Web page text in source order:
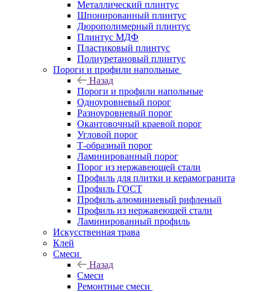
Металлический плинтус
Шпонированный плинтус
Дюрополимерный плинтус
Плинтус МДФ
Пластиковый плинтус
Полиуретановый плинтус
Пороги и профили напольные
Назад
Пороги и профили напольные
Одноуровневый порог
Разноуровневый порог
Окантовочный краевой порог
Угловой порог
Т-образный порог
Ламинированный порог
Порог из нержавеющей стали
Профиль для плитки и керамогранита
Профиль ГОСТ
Профиль алюминиевый рифленый
Профиль из нержавеющей стали
Ламинированный профиль
Искусственная трава
Клей
Смеси
Назад
Смеси
Ремонтные смеси